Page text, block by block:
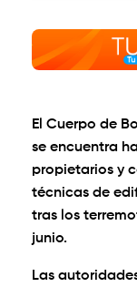
El Cuerpo de
se encuentra
propietarios y
técnicas de
tras los
junio.
Las